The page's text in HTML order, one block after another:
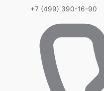
+7 (499) 390-16-90